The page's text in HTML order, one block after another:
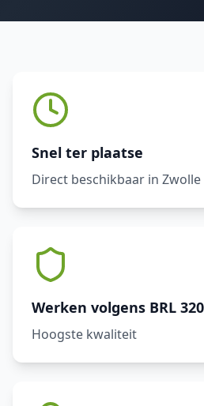
Snel ter plaatse
Direct beschikbaar in Zwolle
Werken volgens BRL
Hoogste kwaliteit